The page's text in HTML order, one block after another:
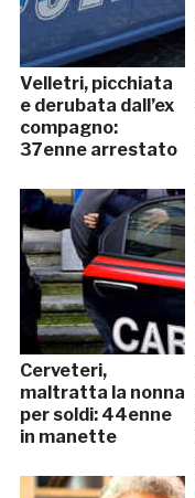
Velletri, picchiata
e derubata dall’ex
compagno:
37enne arrestato
Cerveteri,
maltratta la nonna
per soldi: 44enne
in manette